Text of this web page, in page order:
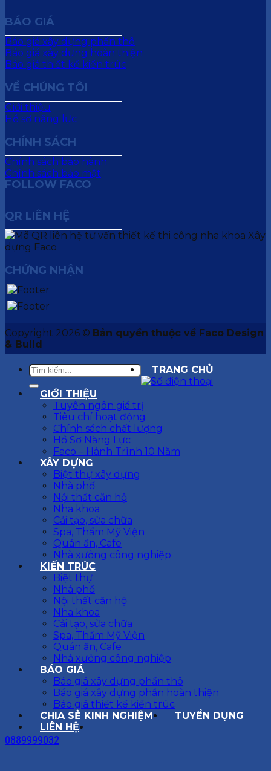
BÁO GIÁ
Báo giá xây dựng phần thô
Báo giá xây dựng hoàn thiện
Báo giá thiết kế kiến trúc
VỀ CHÚNG TÔI
Giới thiệu
Hồ sơ năng lực
CHÍNH SÁCH
Chính sách bảo hành
Chính sách bảo mật
FOLLOW FACO
QR LIÊN HỆ
CHỨNG NHẬN
Copyright 2026 © Bản quyền thuộc về Faco Design
& Build
TRANG CHỦ
GIỚI THIỆU
Tuyên ngôn giá trị
Tiêu chí hoạt động
Chính sách chất lượng
Hồ Sơ Năng Lực
Faco – Hành Trình 10 Năm
XÂY DỰNG
Biệt thự xây dựng
Nhà phố
Nội thất căn hộ
Nha khoa
Cải tạo, sửa chữa
Spa, Thẩm Mỹ Viện
Quán ăn, Cafe
Nhà xưởng công nghiệp
KIẾN TRÚC
Biệt thự
Nhà phố
Nội thất căn hộ
Nha khoa
Cải tạo, sửa chữa
Spa, Thẩm Mỹ Viện
Quán ăn, Cafe
Nhà xưởng công nghiệp
BÁO GIÁ
Báo giá xây dựng phần thô
Báo giá xây dựng phần hoàn thiện
Báo giá thiết kế kiến trúc
CHIA SẺ KINH NGHIỆM
TUYỂN DỤNG
LIÊN HỆ
0889999032